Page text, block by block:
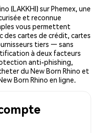
(LAKKHI) sur Phemex, une
et reconnue
vous permettent
des cartes de crédit, cartes
tiers — sans
à deux facteurs
anti-phishing,
du New Born Rhino et
Born Rhino en ligne.